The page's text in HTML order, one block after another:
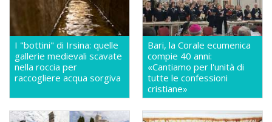
I "bottini" di Irsina: quelle
gallerie medievali scavate
nella roccia per
raccogliere acqua sorgiva
Bari, la Corale ecumenica
compie 40 anni:
«Cantiamo per l'unità di
tutte le confessioni
cristiane»